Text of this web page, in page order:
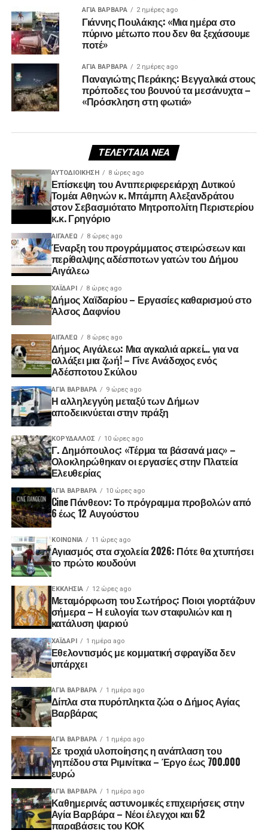
ΑΓΙΑ ΒΑΡΒΑΡΑ 2 ημέρες ago
Γιάννης Πουλάκης: «Μια ημέρα στο
πύρινο μέτωπο που δεν θα ξεχάσουμε
ποτέ»
ΑΓΙΑ ΒΑΡΒΑΡΑ 2 ημέρες ago
Παναγιώτης Περάκης: Βεγγαλικά στους
πρόποδες του βουνού τα μεσάνυχτα –
«Πρόσκληση στη φωτιά»
ΤΕΛΕΥΤΑΊΑ ΝΈΑ
ΑΥΤΟΔΙΟΊΚΗΣΗ 8 ώρες ago
Επίσκεψη του Αντιπεριφερειάρχη Δυτικού
Τομέα Αθηνών κ. Μπάμπη Αλεξανδράτου
στον Σεβασμιότατο Μητροπολίτη Περιστερίου
κ.κ. Γρηγόριο
ΑΙΓΑΛΕΩ 8 ώρες ago
Έναρξη του προγράμματος στειρώσεων και
περίθαλψης αδέσποτων γατών του Δήμου
Αιγάλεω
ΧΑΪΔΑΡΙ 8 ώρες ago
Δήμος Χαϊδαρίου – Εργασίες καθαρισμού στο
Άλσος Δαφνίου
ΑΙΓΑΛΕΩ 8 ώρες ago
Δήμος Αιγάλεω: Μια αγκαλιά αρκεί… για να
αλλάξει μια ζωή! – Γίνε Ανάδοχος ενός
Αδέσποτου Σκύλου
ΑΓΙΑ ΒΑΡΒΑΡΑ 9 ώρες ago
Η αλληλεγγύη μεταξύ των Δήμων
αποδεικνύεται στην πράξη
ΚΟΡΥΔΑΛΛΟΣ 10 ώρες ago
Γ. Δημόπουλος: «Τέρμα τα βάσανά μας» –
Ολοκληρώθηκαν οι εργασίες στην Πλατεία
Ελευθερίας
ΑΓΙΑ ΒΑΡΒΑΡΑ 10 ώρες ago
Cine Πάνθεον: Το πρόγραμμα προβολών από
6 έως 12 Αυγούστου
ΚΟΙΝΩΝΊΑ 11 ώρες ago
Αγιασμός στα σχολεία 2026: Πότε θα χτυπήσει
το πρώτο κουδούνι
ΕΚΚΛΗΣΊΑ 12 ώρες ago
Μεταμόρφωση του Σωτήρος: Ποιοι γιορτάζουν
σήμερα – Η ευλογία των σταφυλιών και η
κατάλυση ψαριού
ΧΑΪΔΑΡΙ 1 ημέρα ago
Εθελοντισμός με κομματική σφραγίδα δεν
υπάρχει
ΑΓΙΑ ΒΑΡΒΑΡΑ 1 ημέρα ago
Δίπλα στα πυρόπληκτα ζώα ο Δήμος Αγίας
Βαρβάρας
ΑΓΙΑ ΒΑΡΒΑΡΑ 1 ημέρα ago
Σε τροχιά υλοποίησης η ανάπλαση του
γηπέδου στα Ριμινίτικα – Έργο έως 700.000
ευρώ
ΑΓΙΑ ΒΑΡΒΑΡΑ 1 ημέρα ago
Καθημερινές αστυνομικές επιχειρήσεις στην
Αγία Βαρβάρα – Νέοι έλεγχοι και 62
παραβάσεις του ΚΟΚ